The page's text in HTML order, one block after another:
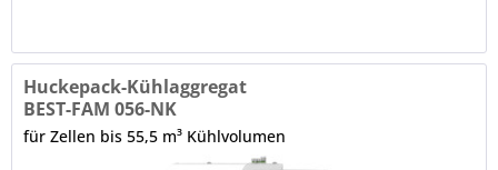
Huckepack-Kühlaggregat
BEST-FAM 056-NK
für Zellen bis 55,5 m³ Kühlvolumen